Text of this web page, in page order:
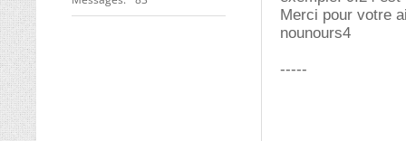
Merci pour votre
nounours4
-----